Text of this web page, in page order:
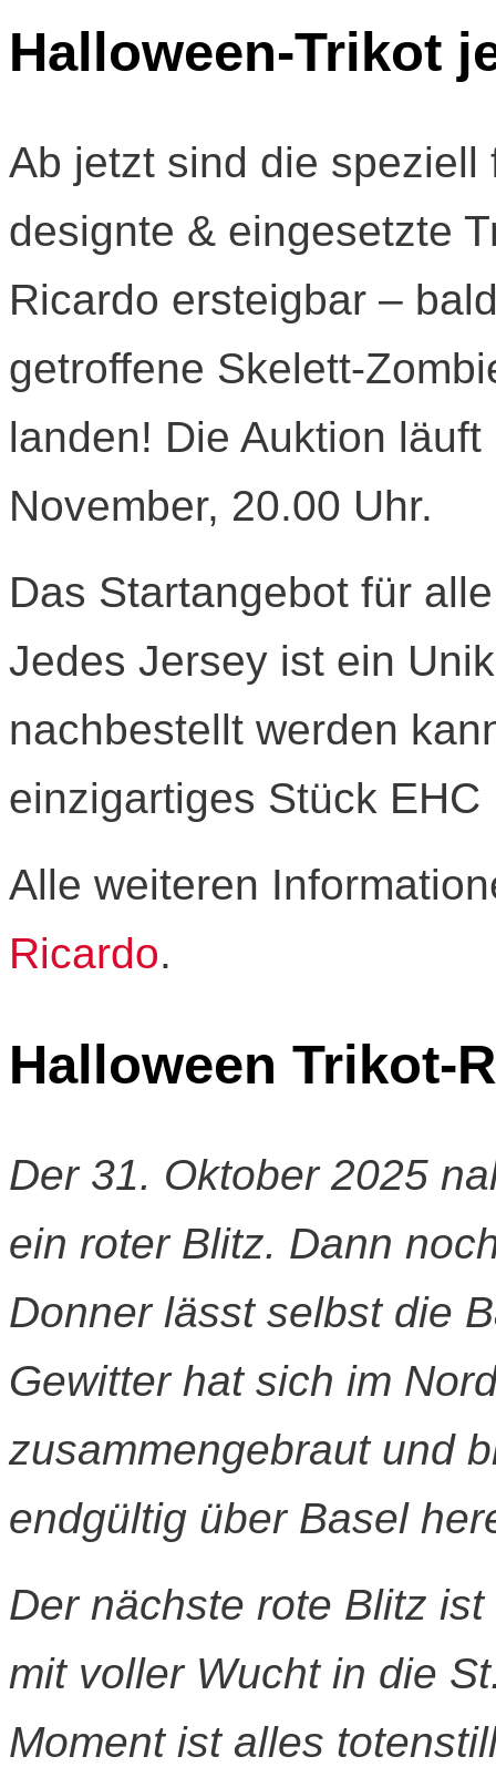
Halloween-Trikot
Ab jetzt sind die speziell
designte & eingesetzte
Ricardo ersteigbar –
getroffene Skelett-
landen! Die Auktion
November, 20.00 Uhr.
Das Startangebot für
Jedes Jersey ist ein
nachbestellt werden
einzigartiges Stück EHC
Alle weiteren
Ricardo.
Halloween Trikot-
Der 31. Oktober 2025
ein roter Blitz. Dann
Donner lässt selbst die
Gewitter hat sich im
zusammengebraut und
endgültig über Basel
Der nächste rote Blitz
mit voller Wucht in die
Moment ist alles